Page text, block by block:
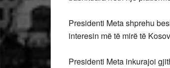
Presidenti Meta shprehu
interesin më të mirë të
Presidenti Meta inkurajoi